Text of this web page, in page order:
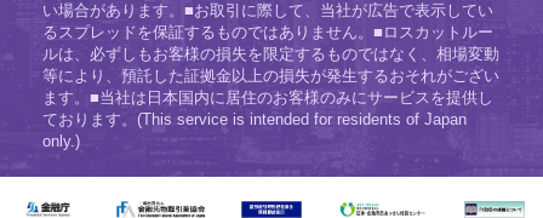
い場合があります。■お取引に際して、当社が広告で表示してい
るスプレッドを保証するものではありません。■ロスカットルー
ルは、必ずしもお客様の損失を限定するものではなく、相場変動
等により、預託した証拠金以上の損失が発生するおそれがござい
ます。■当社は日本国内に居住のお客様のみにサービスを提供し
ております。(This service is intended for residents of Japan
only.)